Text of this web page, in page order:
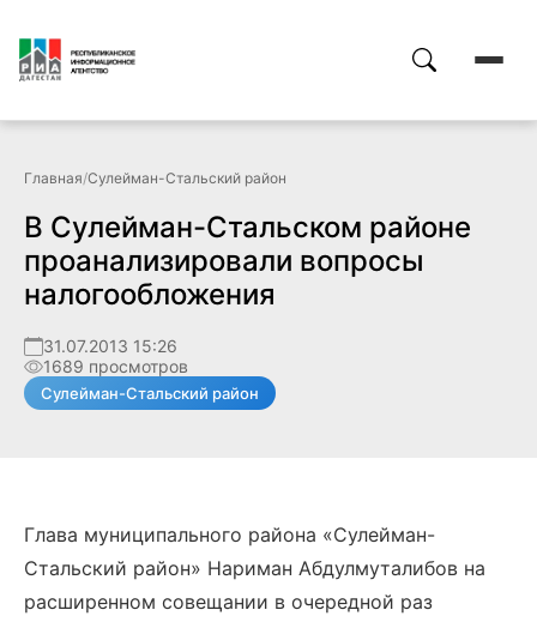
Главная/Сулейман-Стальский район
В Сулейман-Стальском районе
проанализировали вопросы
налогообложения
31.07.2013 15:26
1689 просмотров
Сулейман-Стальский район
Глава муниципального района «Сулейман-
Стальский район» Нариман Абдулмуталибов на
расширенном совещании в очередной раз